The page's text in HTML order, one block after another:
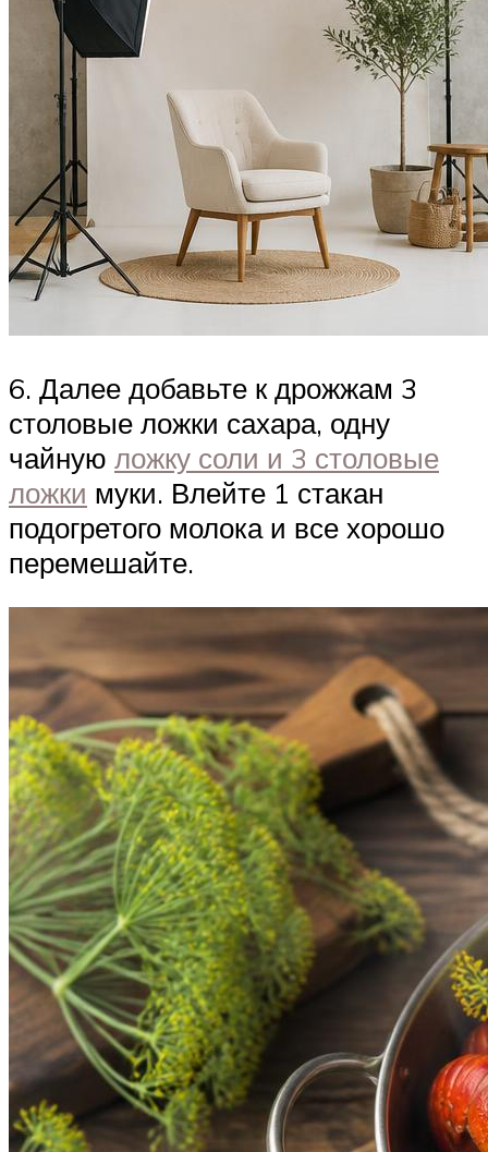
6. Далее добавьте к дрожжам 3
столовые ложки сахара, одну
чайную ложку соли и 3 столовые
ложки муки. Влейте 1 стакан
подогретого молока и все хорошо
перемешайте.